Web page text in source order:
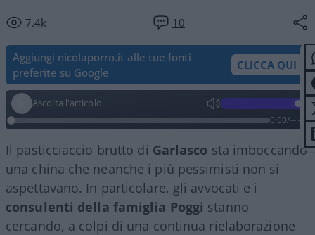
7.4k 10
Aggiungi nicolaporro.it alle tue fonti
preferite su Google
CLICCA QUI
Ascolta l'articolo
0:00/--:--
Il pasticciaccio brutto di Garlasco sta imboccando
una china che neanche i più pessimisti non si
aspettavano. In particolare, gli avvocati e i
consulenti della famiglia Poggi stanno
cercando, a colpi di una continua rielaborazione